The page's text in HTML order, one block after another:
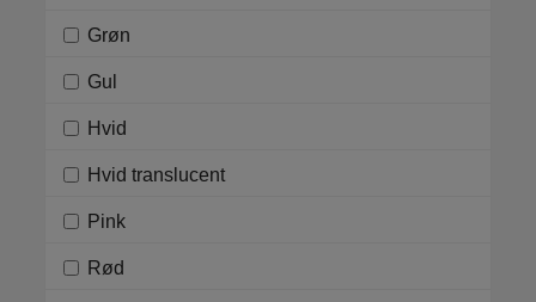
Grøn
Gul
Hvid
Hvid translucent
Pink
Rød